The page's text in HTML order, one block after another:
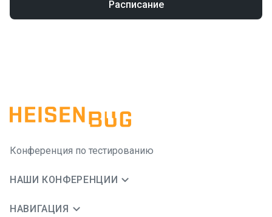
Расписание
Конференция по тестированию
НАШИ КОНФЕРЕНЦИИ
НАВИГАЦИЯ